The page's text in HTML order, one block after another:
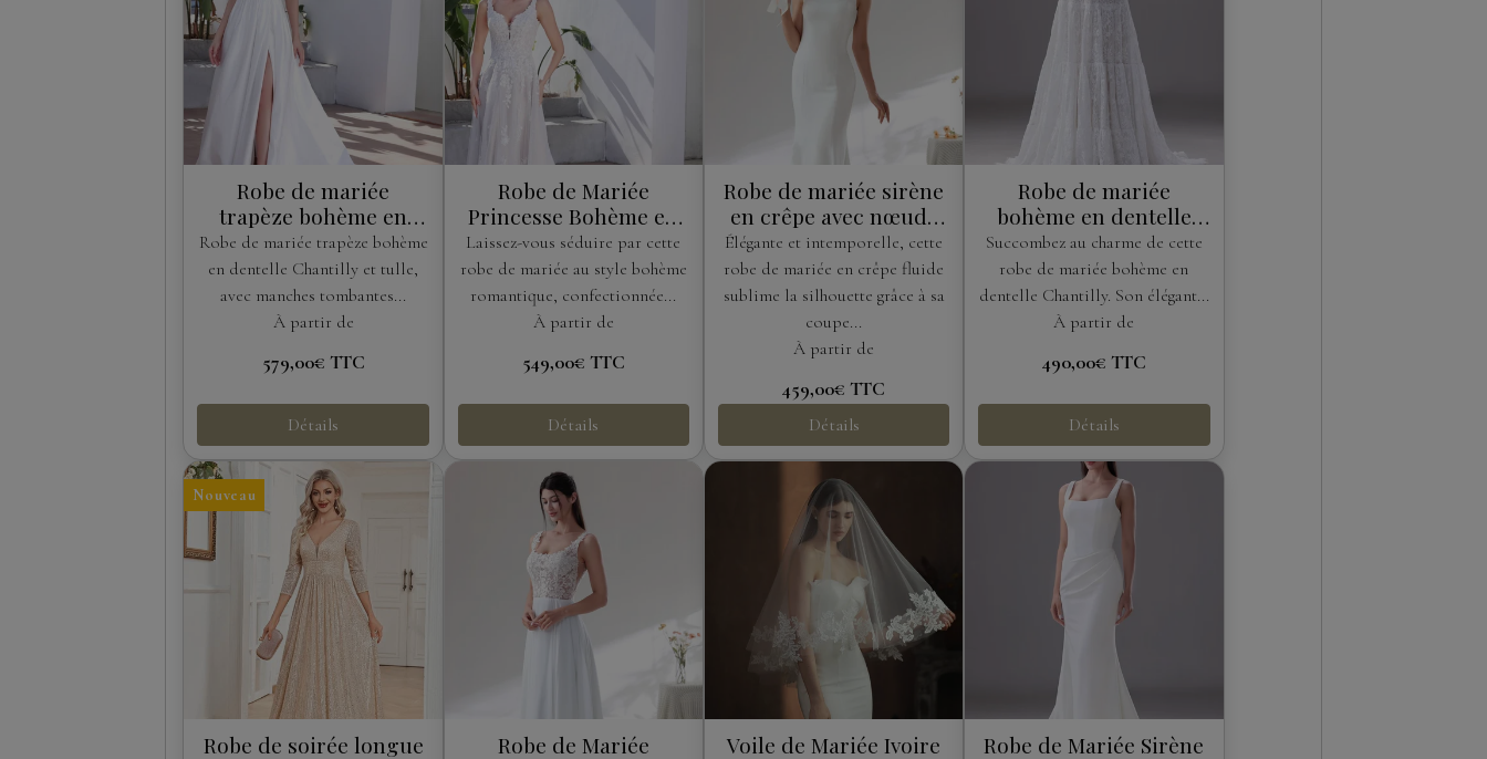
Robe de mariée
trapèze bohème en
dentelle Chantilly avec
manches amovibles
Robe de mariée trapèze bohème
en dentelle Chantilly et tulle,
avec manches tombantes...
À partir de
579,00€ TTC
Détails
Robe de Mariée
Princesse Bohème en
Tulle Pailleté et
Dentelle Florale
Laissez-vous séduire par cette
robe de mariée au style bohème
romantique, confectionnée...
À partir de
549,00€ TTC
Détails
Robe de mariée sirène
en crêpe avec nœuds
aux épaules
Élégante et intemporelle, cette
robe de mariée en crêpe fluide
sublime la silhouette grâce à sa
coupe...
À partir de
459,00€TTC
Détails
Robe de mariée
bohème en dentelle
Chantilly à épaules
dénudées
Succombez au charme de cette
robe de mariée bohème en
dentelle Chantilly. Son élégant...
À partir de
490,00€ TTC
Détails
Nouveau
Robe de soirée longue
Robe de Mariée
Voile de Mariée Ivoire
Robe de Mariée Sirène